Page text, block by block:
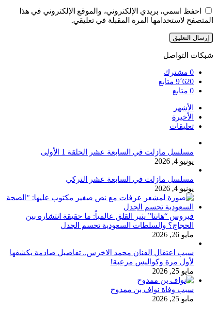
احفظ اسمي، بريدي الإلكتروني، والموقع الإلكتروني في هذا
المتصفح لاستخدامها المرة المقبلة في تعليقي.
شبكات التواصل
0 مشترك
9٬620 متابع
0 متابع
الأشهر
الأخيرة
تعليقات
مسلسل مازلت في السابعة عشر الحلقة 1 الأولى
يونيو 4, 2026
مسلسل مازلت في السابعة عشر التركي
يونيو 4, 2026
فيروس “هانتا” يثير القلق عالمياً: ما حقيقة انتشاره بين
الحجاج؟ والسلطات السعودية تحسم الجدل
مايو 26, 2026
سبب اعتقال الفنان محمد الاخرس.. تفاصيل صادمة يكشفها
لأول مرة وكواليس مرعبة!
مايو 25, 2026
سبب وفاة نواف بن ممدوح
مايو 25, 2026